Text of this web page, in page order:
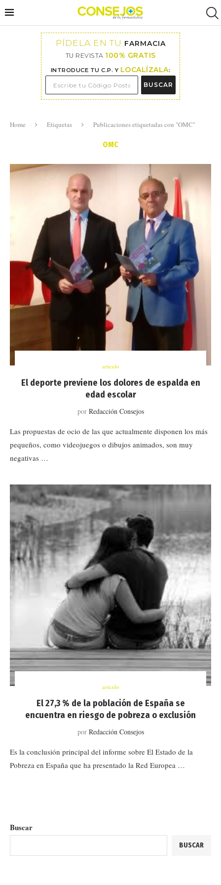
PÍDELA EN TU FARMACIA
TU REVISTA 100% GRATIS
INTRODUCE TU C.P. Y LOCALÍZALA:
BUSCAR
Home Etiquetas Publicaciones etiquetadas con "OMC"
OMC
artículo
El deporte previene los dolores de espalda en
edad escolar
por Redacción Consejos
Las propuestas de ocio de las que actualmente disponen los más
pequeños, como videojuegos o dibujos animados, son muy
negativas …
artículo
El 27,3 % de la población de España se
encuentra en riesgo de pobreza o exclusión
por Redacción Consejos
Es la conclusión principal del informe sobre El Estado de la
Pobreza en España que ha presentado la Red Europea …
Buscar
BUSCAR